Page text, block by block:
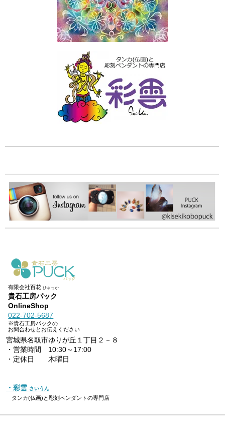
有限会社百花ひゃっか
貴石工房パック
OnlineShop
022-702-5687
※貴石工房パックの
お問合わせとお伝えください
宮城県名取市ゆりが丘１丁目２－８
・営業時間 10:30～17:00
・定休日 木曜日
・彩雲 さいうん
タンカ(仏画)と彫刻ペンダントの専門店